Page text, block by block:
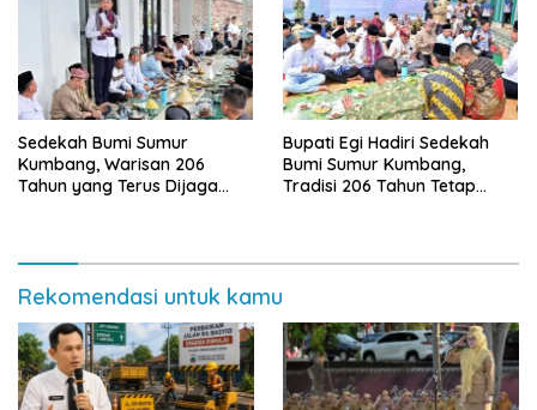
Sedekah Bumi Sumur
Kumbang, Warisan 206
Tahun yang Terus Dijaga
Bupati Egi Hadiri Sedekah
Bumi Sumur Kumbang,
Tradisi 206 Tahun Tetap
Rekomendasi untuk kamu